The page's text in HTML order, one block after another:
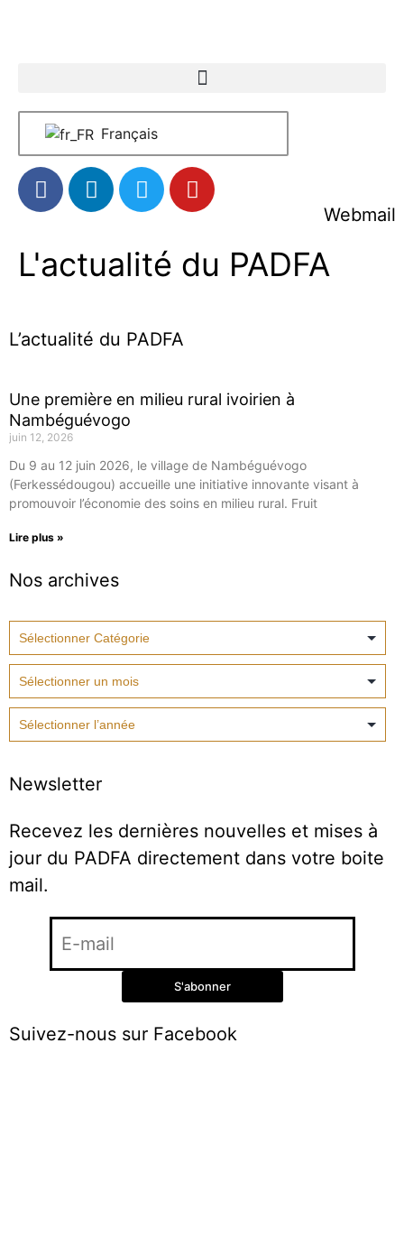
Français
Webmail
L'actualité du PADFA
L’actualité du PADFA
Une première en milieu rural ivoirien à
Nambéguévogo
juin 12, 2026
Du 9 au 12 juin 2026, le village de Nambéguévogo
(Ferkessédougou) accueille une initiative innovante visant à
promouvoir l’économie des soins en milieu rural. Fruit
Lire plus »
Nos archives
Newsletter
Recevez les dernières nouvelles et mises à
jour du PADFA directement dans votre boite
mail.
Suivez-nous sur Facebook